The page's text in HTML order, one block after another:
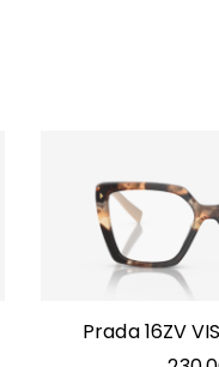
Prada 16ZV